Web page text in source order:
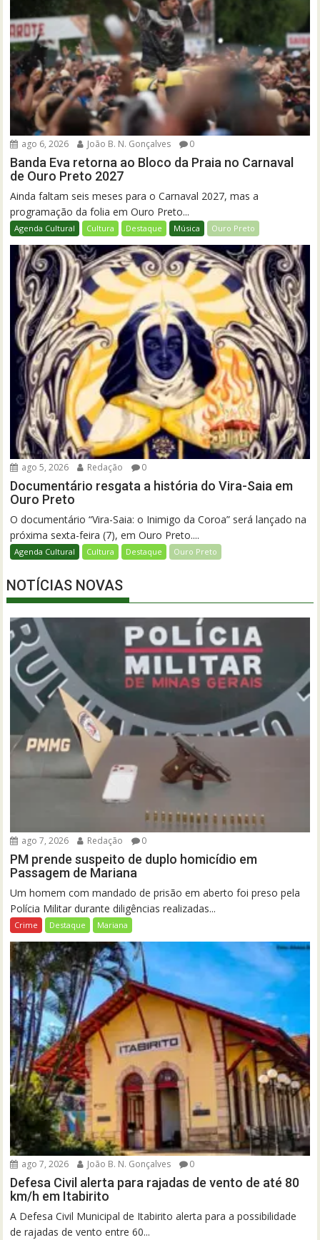
ago 6, 2026 João B. N. Gonçalves 0
Banda Eva retorna ao Bloco da Praia no Carnaval
de Ouro Preto 2027
Ainda faltam seis meses para o Carnaval 2027, mas a
programação da folia em Ouro Preto...
Agenda Cultural Cultura Destaque Música Ouro Preto
ago 5, 2026 Redação 0
Documentário resgata a história do Vira-Saia em
Ouro Preto
O documentário “Vira-Saia: o Inimigo da Coroa” será lançado na
próxima sexta-feira (7), em Ouro Preto....
Agenda Cultural Cultura Destaque Ouro Preto
NOTÍCIAS NOVAS
ago 7, 2026 Redação 0
PM prende suspeito de duplo homicídio em
Passagem de Mariana
Um homem com mandado de prisão em aberto foi preso pela
Polícia Militar durante diligências realizadas...
Crime Destaque Mariana
ago 7, 2026 João B. N. Gonçalves 0
Defesa Civil alerta para rajadas de vento de até 80
km/h em Itabirito
A Defesa Civil Municipal de Itabirito alerta para a possibilidade
de rajadas de vento entre 60...